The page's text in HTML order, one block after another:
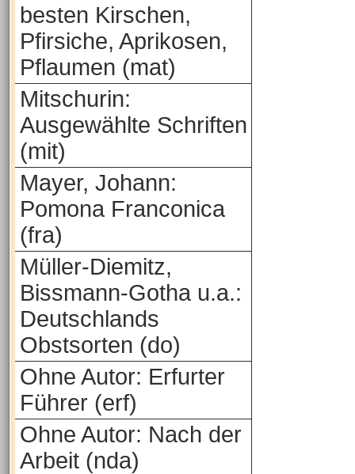
besten Kirschen,
Pfirsiche, Aprikosen,
Pflaumen (mat)
Mitschurin:
Ausgewählte Schriften
(mit)
Mayer, Johann:
Pomona Franconica
(fra)
Müller-Diemitz,
Bissmann-Gotha u.a.:
Deutschlands
Obstsorten (do)
Ohne Autor: Erfurter
Führer (erf)
Ohne Autor: Nach der
Arbeit (nda)